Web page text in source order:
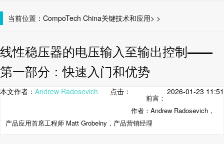
当前位置： CompoTech China >
关键技术和应用 >
线性稳压器的电压输入至输出控制——
第一部分：快速入门和优势
本文作者： Andrew Radosevich 点击： 2026-01-23 11:51
前言：
作者：Andrew Radosevich，
产品应用首席工程师 Matt Grobelny，产品营销经理